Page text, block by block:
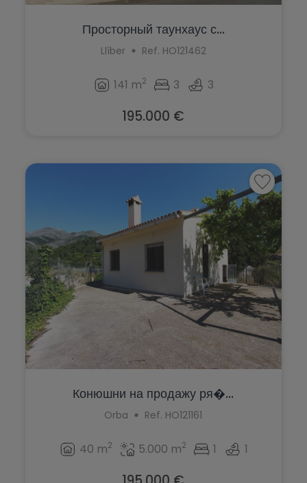
Просторный таунхаус с...
Llíber Ref. HO121462
141 m2 3 3
195.000 €
Конюшни на продажу ря�...
Orba Ref. HO121161
40 m2 5.000 m2 1 1